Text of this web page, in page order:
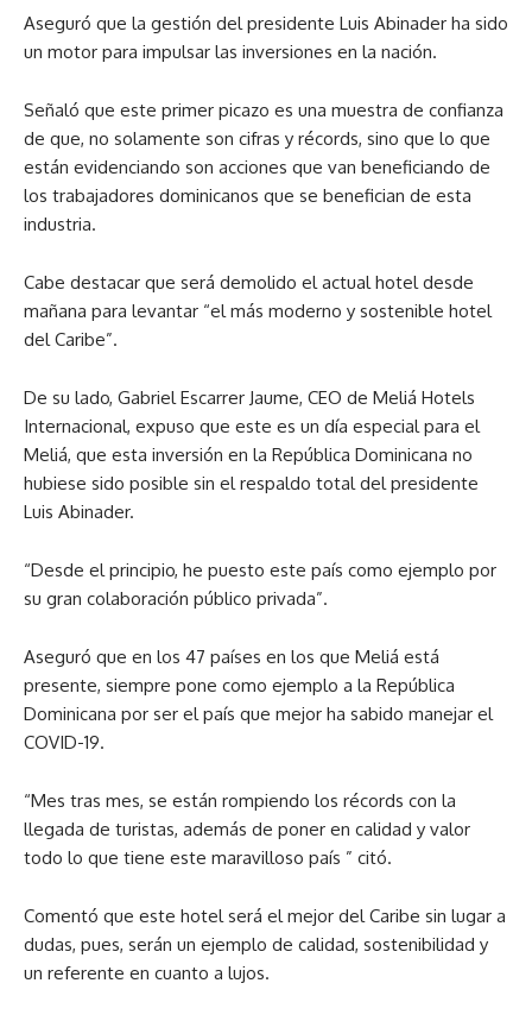
Aseguró que la gestión del presidente Luis Abinader ha sido
un motor para impulsar las inversiones en la nación.
Señaló que este primer picazo es una muestra de confianza
de que, no solamente son cifras y récords, sino que lo que
están evidenciando son acciones que van beneficiando de
los trabajadores dominicanos que se benefician de esta
industria.
Cabe destacar que será demolido el actual hotel desde
mañana para levantar “el más moderno y sostenible hotel
del Caribe”.
De su lado, Gabriel Escarrer Jaume, CEO de Meliá Hotels
Internacional, expuso que este es un día especial para el
Meliá, que esta inversión en la República Dominicana no
hubiese sido posible sin el respaldo total del presidente
Luis Abinader.
“Desde el principio, he puesto este país como ejemplo por
su gran colaboración público privada”.
Aseguró que en los 47 países en los que Meliá está
presente, siempre pone como ejemplo a la República
Dominicana por ser el país que mejor ha sabido manejar el
COVID-19.
“Mes tras mes, se están rompiendo los récords con la
llegada de turistas, además de poner en calidad y valor
todo lo que tiene este maravilloso país ” citó.
Comentó que este hotel será el mejor del Caribe sin lugar a
dudas, pues, serán un ejemplo de calidad, sostenibilidad y
un referente en cuanto a lujos.